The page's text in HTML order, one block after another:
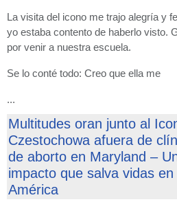
La visita del icono me trajo alegría y
yo estaba contento de haberlo visto.
por venir a nuestra escuela.
Se lo conté todo: Creo que ella me
...
Multitudes oran junto al
Czestochowa afuera de
de aborto en Maryland –
impacto que salva vidas en
América